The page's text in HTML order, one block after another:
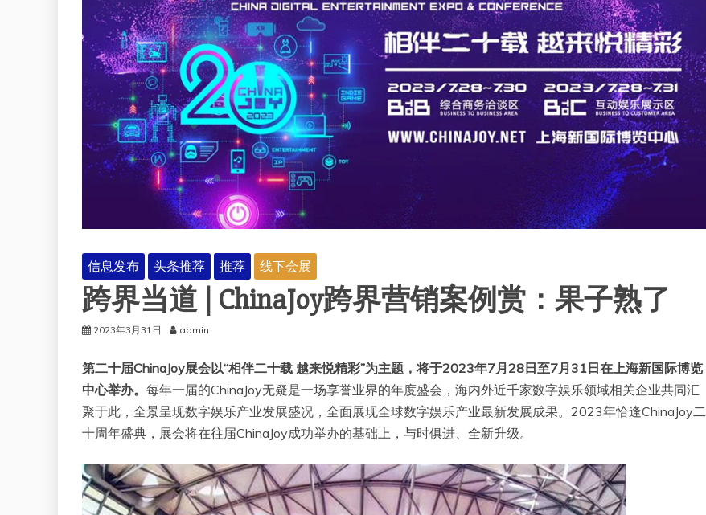
信息发布 头条推荐 推荐 线下会展
跨界当道 | ChinaJoy跨界营销案例赏：果子熟了
2023年3月31日 admin
第二十届ChinaJoy展会以“相伴二十载 越来悦精彩”为主题，将于2023年7月28日至7月31日在上海新国际博览
中心举办。 每年一届的ChinaJoy无疑是一场享誉业界的年度盛会，海内外近千家数字娱乐领域相关企业共同汇
聚于此，全景呈现数字娱乐产业发展盛况，全面展现全球数字娱乐产业最新发展成果。2023年恰逢ChinaJoy二
十周年盛典，展会将在往届ChinaJoy成功举办的基础上，与时俱进、全新升级。